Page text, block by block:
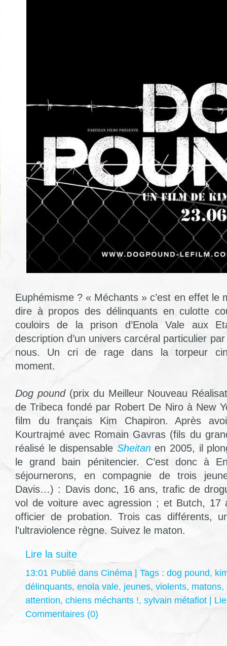
Euphémisme ? « Méchants » c’est en effet le
dire à propos des délinquants en culotte
couloirs de la prison d’Enola Vale aux
description d’un univers carcéral particulier
nous. Un cri de rage dans la torpeur
moment.
Dog pound(prix du Meilleur Nouveau
de Tribeca fondé par Robert De Niro à New
film du français Kim Chapiron. Après
Kourtrajmé avec Romain Gavras (fils du
réalisé le dispensable Sheitanen 2005, il
le grand bain pénitencier. C’est donc à
séjournerons, en compagnie de trois
Davis…) : Davis donc, 16 ans, trafic de
vol de voiture avec agression ; et Butch, 17
officier de probation. Trois cas différents,
l’ultraviolence règne. Suivez le maton.
Lire la suite
13:01 Publié dans Cinéma | Tags : dog pound,
délinquants, enola vale, jeunes, violents, matons,
attention, chiens méchants !, sylvain métafiot
Commentaires (0)